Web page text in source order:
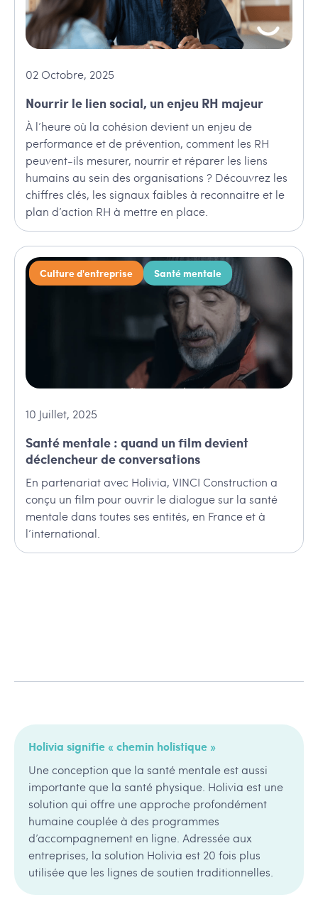
02 Octobre, 2025
Nourrir le lien social, un enjeu RH majeur
À l’heure où la cohésion devient un enjeu de
performance et de prévention, comment les RH
peuvent-ils mesurer, nourrir et réparer les liens
humains au sein des organisations ? Découvrez les
chiffres clés, les signaux faibles à reconnaitre et le
plan d’action RH à mettre en place.
10 Juillet, 2025
Santé mentale : quand un film devient
déclencheur de conversations
En partenariat avec Holivia, VINCI Construction a
conçu un film pour ouvrir le dialogue sur la santé
mentale dans toutes ses entités, en France et à
l’international.
Culture d'entreprise Santé mentale
Holivia signifie « chemin holistique »
Une conception que la santé mentale est aussi
importante que la santé physique. Holivia est une
solution qui offre une approche profondément
humaine couplée à des programmes
d’accompagnement en ligne. Adressée aux
entreprises, la solution Holivia est 20 fois plus
utilisée que les lignes de soutien traditionnelles.